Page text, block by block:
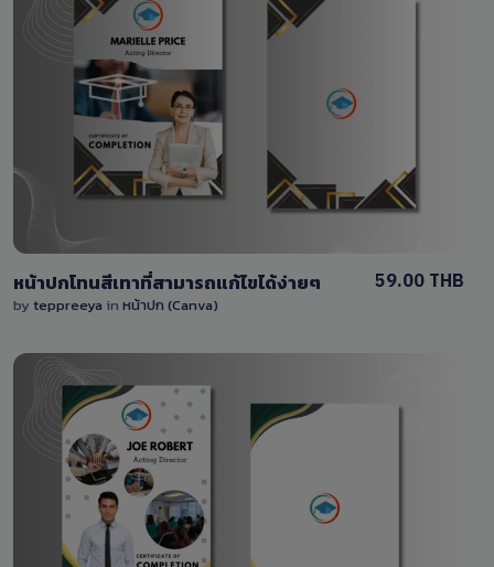
View Details
หน้าปกโทนสีเทาที่สามารถแก้ไขได้ง่ายๆ
by teppreeya in หน้าปก (Canva)
59.00 THB
View Details